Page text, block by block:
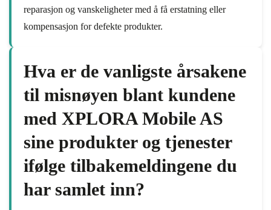
reparasjon og vanskeligheter med å få erstatning eller
kompensasjon for defekte produkter.
Hva er de vanligste årsakene
til misnøyen blant kundene
med XPLORA Mobile AS
sine produkter og tjenester
ifølge tilbakemeldingene du
har samlet inn?